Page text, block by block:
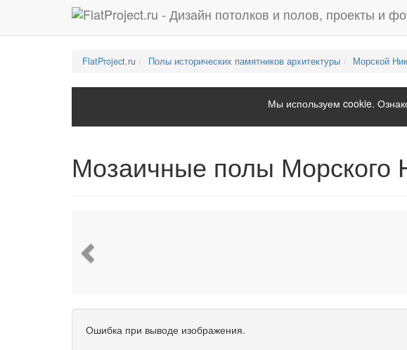
FlatProject.ru Полы исторических памятников архитектуры Морской
Мы используем cookie.
Мозаичные полы Морского
Ошибка при выводе изображения.